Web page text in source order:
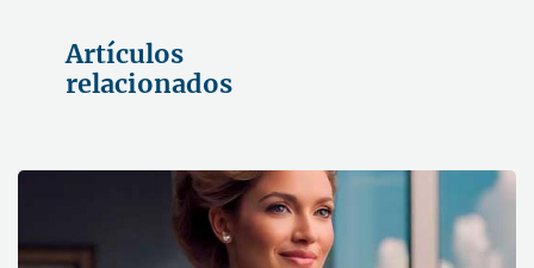
Artículos
relacionados